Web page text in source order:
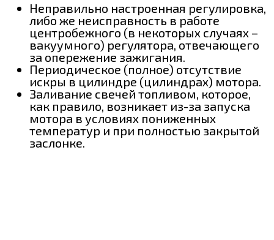
Неправильно настроенная регулировка,
либо же неисправность в работе
центробежного (в некоторых случаях –
вакуумного) регулятора, отвечающего
за опережение зажигания.
Периодическое (полное) отсутствие
искры в цилиндре (цилиндрах) мотора.
Заливание свечей топливом, которое,
как правило, возникает из-за запуска
мотора в условиях пониженных
температур и при полностью закрытой
заслонке.